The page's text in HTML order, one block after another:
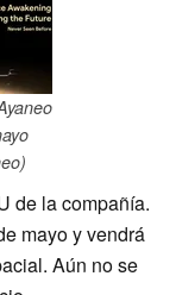
de la compañía.
mayo y vendrá
Aún no se